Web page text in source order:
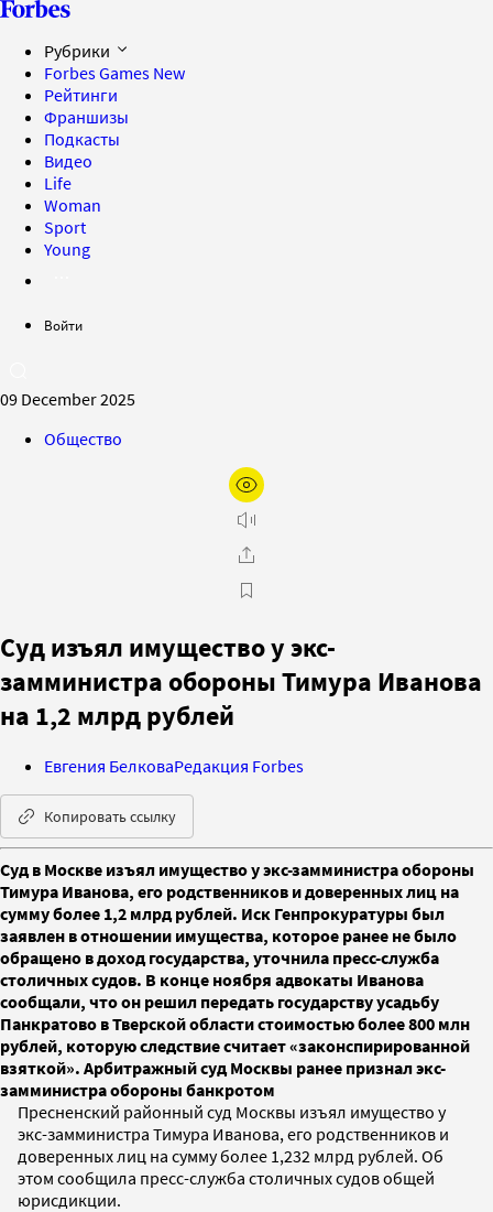
Рубрики
Forbes Games New
Рейтинги
Франшизы
Подкасты
Видео
Life
Woman
Sport
Young
Войти
09 December 2025
Общество
Суд изъял имущество у экс-
замминистра обороны Тимура Иванова
на 1,2 млрд рублей
Евгения БелковаРедакция Forbes
Копировать ссылку
Суд в Москве изъял имущество у экс-замминистра обороны
Тимура Иванова, его родственников и доверенных лиц на
сумму более 1,2 млрд рублей. Иск Генпрокуратуры был
заявлен в отношении имущества, которое ранее не было
обращено в доход государства, уточнила пресс-служба
столичных судов. В конце ноября адвокаты Иванова
сообщали, что он решил передать государству усадьбу
Панкратово в Тверской области стоимостью более 800 млн
рублей, которую следствие считает «законспирированной
взяткой». Арбитражный суд Москвы ранее признал экс-
замминистра обороны банкротом
Пресненский районный суд Москвы изъял имущество у
экс-замминистра Тимура Иванова, его родственников и
доверенных лиц на сумму более 1,232 млрд рублей. Об
этом сообщила пресс-служба столичных судов общей
юрисдикции.